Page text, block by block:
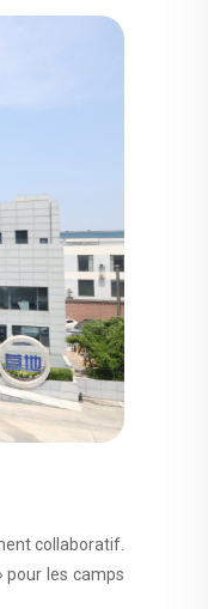
collaboratif.
pour les camps